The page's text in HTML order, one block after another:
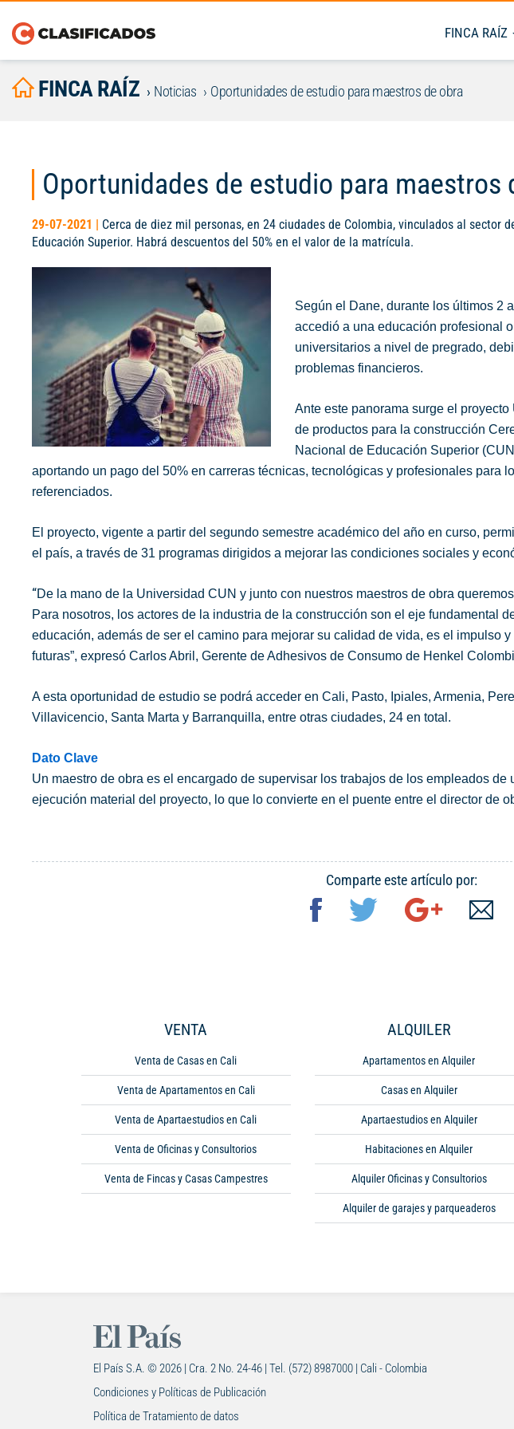
FINCA RAÍZ
FINCA RAÍZ Noticias Oportunidades de estudio para maestros de obra
Oportunidades de estudio para maestros
29-07-2021 | Cerca de diez mil personas, en 24 ciudades de Colombia, vinculados al sector
Educación Superior. Habrá descuentos del 50% en el valor de la matrícula.
Según el Dane, durante los últimos 2
accedió a una educación profesional
universitarios a nivel de pregrado,
problemas financieros.
Ante este panorama surge el
de productos para la construcción
Nacional de Educación Superior
aportando un pago del 50% en carreras técnicas, tecnológicas y profesionales para
referenciados.
El proyecto, vigente a partir del segundo semestre académico del año en curso,
el país, a través de 31 programas dirigidos a mejorar las condiciones sociales y
“De la mano de la Universidad CUN y junto con nuestros maestros de obra
Para nosotros, los actores de la industria de la construcción son el eje fundamental
educación, además de ser el camino para mejorar su calidad de vida, es el impulso
futuras”, expresó Carlos Abril, Gerente de Adhesivos de Consumo de Henkel
A esta oportunidad de estudio se podrá acceder en Cali, Pasto, Ipiales, Armenia,
Villavicencio, Santa Marta y Barranquilla, entre otras ciudades, 24 en total.
Dato Clave
Un maestro de obra es el encargado de supervisar los trabajos de los empleados de
ejecución material del proyecto, lo que lo convierte en el puente entre el director de
Comparte este artículo por:
VENTA
Venta de Casas en Cali
Venta de Apartamentos en Cali
Venta de Apartaestudios en Cali
Venta de Oficinas y Consultorios
Venta de Fincas y Casas Campestres
ALQUILER
Apartamentos en Alquiler
Casas en Alquiler
Apartaestudios en Alquiler
Habitaciones en Alquiler
Alquiler Oficinas y Consultorios
Alquiler de garajes y parqueaderos
El País S.A. © 2026 | Cra. 2 No. 24-46 | Tel. (572) 8987000 | Cali - Colombia
Condiciones y Políticas de Publicación
Política de Tratamiento de datos